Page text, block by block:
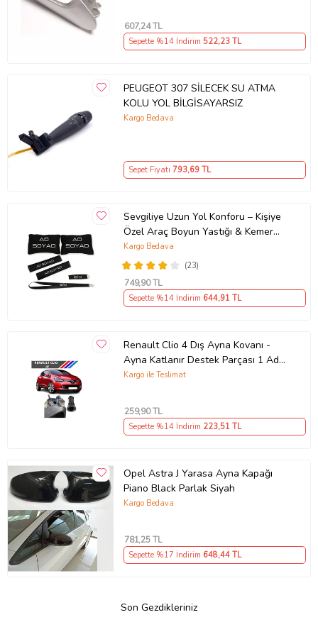
607,24 TL
Sepette %14 İndirim 522,23 TL
PEUGEOT 307 SİLECEK SU ATMA
KOLU YOL BİLGİSAYARSIZ
Kargo Bedava
Sepet Fiyatı 793,69 TL
Sevgiliye Uzun Yol Konforu – Kişiye
Özel Araç Boyun Yastığı & Kemer
Pedi Hediye Seti
(23)
Kargo Bedava
749,90 TL
Sepette %14 İndirim 644,91 TL
Renault Clio 4 Dış Ayna Kovanı -
Ayna Katlanır Destek Parçası 1 Adet
490307706 M3625
Kargo ile Teslimat
259,90 TL
Sepette %14 İndirim 223,51 TL
Opel Astra J Yarasa Ayna Kapağı
Piano Black Parlak Siyah
Kargo Bedava
781,25 TL
Sepette %17 İndirim 648,44 TL
Son Gezdikleriniz